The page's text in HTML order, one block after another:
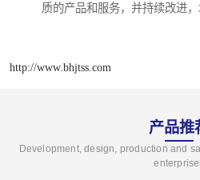
质的产品和服务，并持续改进，
http://www.bhjtss.com
产品推
Development, design, production and